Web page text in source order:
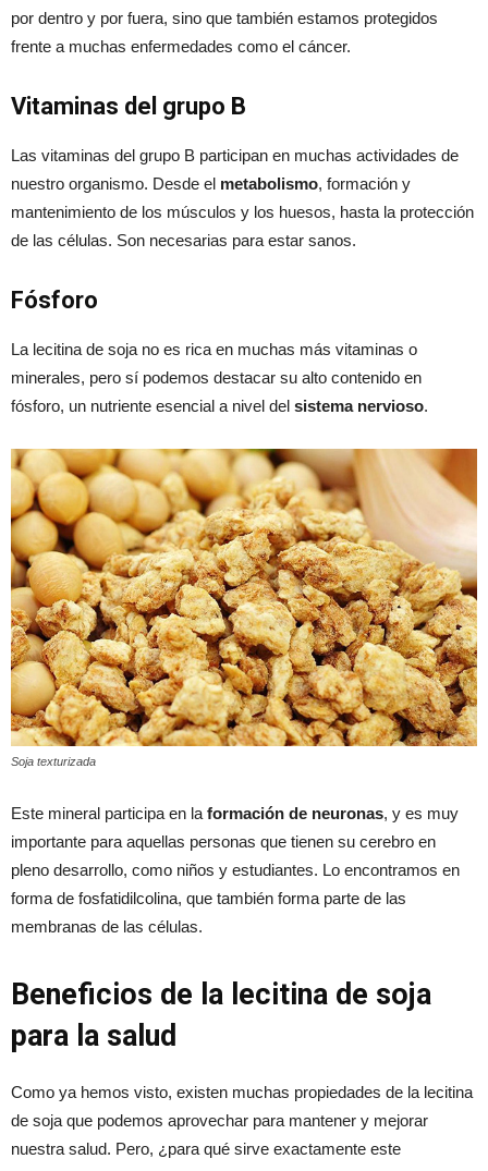
por dentro y por fuera, sino que también estamos protegidos
frente a muchas enfermedades como el cáncer.
Vitaminas del grupo B
Las vitaminas del grupo B participan en muchas actividades de
nuestro organismo. Desde el metabolismo, formación y
mantenimiento de los músculos y los huesos, hasta la protección
de las células. Son necesarias para estar sanos.
Fósforo
La lecitina de soja no es rica en muchas más vitaminas o
minerales, pero sí podemos destacar su alto contenido en
fósforo, un nutriente esencial a nivel del sistema nervioso.
Soja texturizada
Este mineral participa en la formación de neuronas, y es muy
importante para aquellas personas que tienen su cerebro en
pleno desarrollo, como niños y estudiantes. Lo encontramos en
forma de fosfatidilcolina, que también forma parte de las
membranas de las células.
Beneficios de la lecitina de soja
para la salud
Como ya hemos visto, existen muchas propiedades de la lecitina
de soja que podemos aprovechar para mantener y mejorar
nuestra salud. Pero, ¿para qué sirve exactamente este